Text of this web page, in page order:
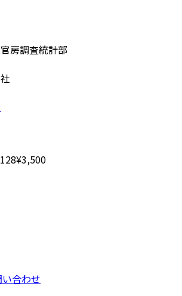
房調査統計部
¥3,500
合わせ